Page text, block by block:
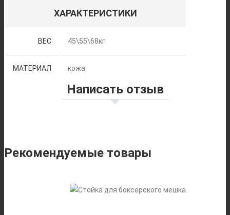
ХАРАКТЕРИСТИКИ
ВЕС 45\55\68кг
МАТЕРИАЛ кожа
Написать отзыв
Рекомендуемые товары